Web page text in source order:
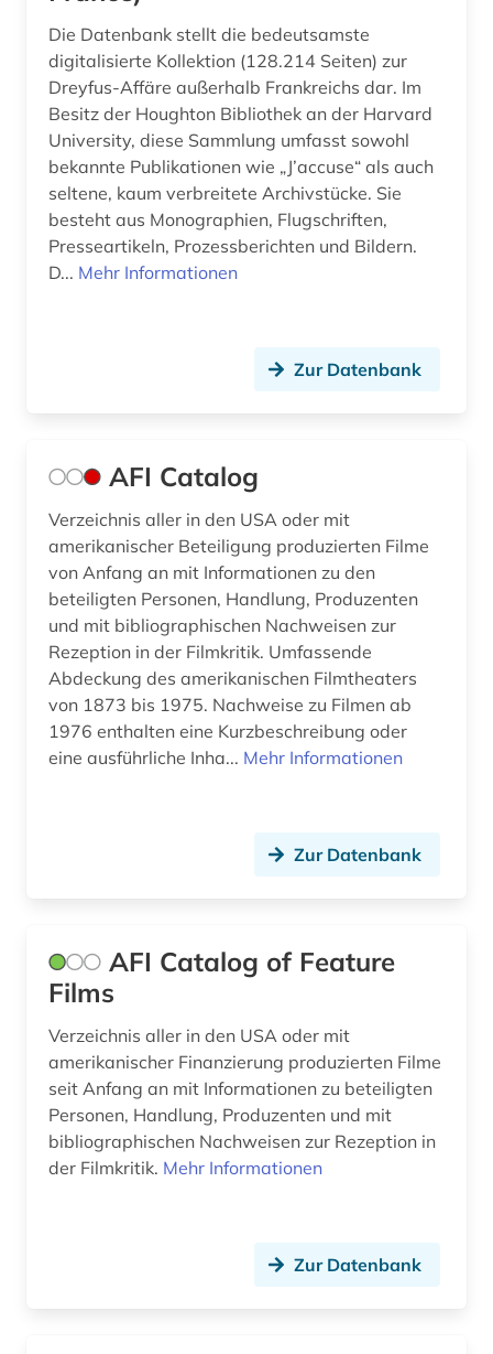
fernsehen (29)
fernsehforschung (1)
fernsehsendung (4)
fernsehserien (1)
fernsehwerbung (1)
fest (1)
fid adlr.link für die medien-, kommunikations-
fid asien (1)
fid darstellende kunst (12)
fid jüdische studien (1)
fid lateinamerika (2)
fid musikwissenschaft (1)
fid ost-, ostmittel- und südosteuropa (4)
fid romanistik (1)
filme (1)
filmindustrie (2)
filmkritik (2)
filmkunst (1)
Die Datenbank stellt die bedeutsamste
digitalisierte Kollektion (128.214 Seiten) zur
Dreyfus-Affäre außerhalb Frankreichs dar. Im
Besitz der Houghton Bibliothek an der Harvard
University, diese Sammlung umfasst sowohl
bekannte Publikationen wie „J’accuse“ als auch
seltene, kaum verbreitete Archivstücke. Sie
besteht aus Monographien, Flugschriften,
Presseartikeln, Prozessberichten und Bildern.
D... Mehr Informationen
Zur Datenbank
AFI Catalog
Verzeichnis aller in den USA oder mit
amerikanischer Beteiligung produzierten Filme
von Anfang an mit Informationen zu den
beteiligten Personen, Handlung, Produzenten
und mit bibliographischen Nachweisen zur
Rezeption in der Filmkritik. Umfassende
Abdeckung des amerikanischen Filmtheaters
von 1873 bis 1975. Nachweise zu Filmen ab
1976 enthalten eine Kurzbeschreibung oder
eine ausführliche Inha... Mehr Informationen
Zur Datenbank
AFI Catalog of Feature
Films
Verzeichnis aller in den USA oder mit
amerikanischer Finanzierung produzierten Filme
seit Anfang an mit Informationen zu beteiligten
Personen, Handlung, Produzenten und mit
bibliographischen Nachweisen zur Rezeption in
der Filmkritik. Mehr Informationen
Zur Datenbank